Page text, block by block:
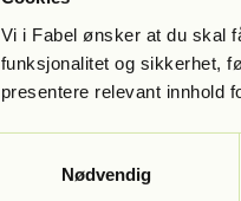
Vi i Fabel ønsker at du skal
funksjonalitet og sikkerhet,
presentere relevant innhold
Nødvendig
Application